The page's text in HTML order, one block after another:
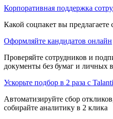
Корпоративная поддержка
Какой соцпакет вы
Оформляйте кандидатов онлайн
Проверяйте сотрудников и
документы без бумаг и личных
Ускорьте подбор в 2 раза с
Автоматизируйте сбор
собирайте аналитику в 2 клика